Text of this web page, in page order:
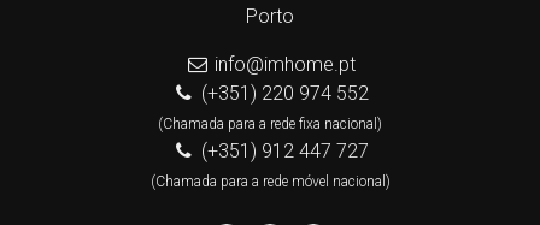
Porto
info@imhome.pt
(+351) 220 974 552
(Chamada para a rede fixa nacional)
(+351) 912 447 727
(Chamada para a rede móvel nacional)